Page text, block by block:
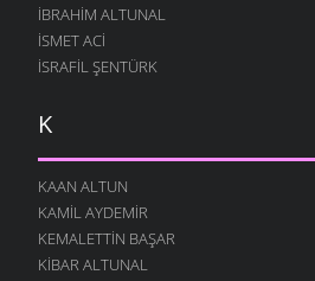
İBRAHIM ALTUNAL
İSMET ACI
İSRAFIL ŞENTÜRK
K
KAAN ALTUN
KAMIL AYDEMIR
KEMALETTIN BAŞAR
KIBAR ALTUNAL